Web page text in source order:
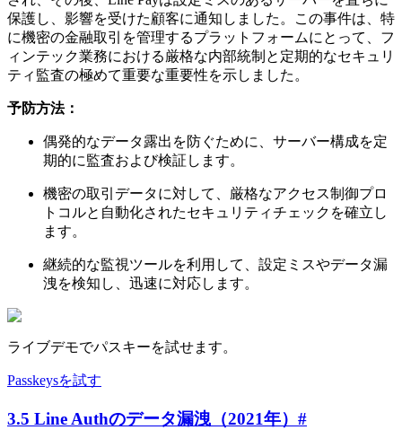
保護し、影響を受けた顧客に通知しました。この事件は、特
に機密の金融取引を管理するプラットフォームにとって、フ
ィンテック業務における厳格な内部統制と定期的なセキュリ
ティ監査の極めて重要な重要性を示しました。
予防方法：
偶発的なデータ露出を防ぐために、サーバー構成を定
期的に監査および検証します。
機密の取引データに対して、厳格なアクセス制御プロ
トコルと自動化されたセキュリティチェックを確立し
ます。
継続的な監視ツールを利用して、設定ミスやデータ漏
洩を検知し、迅速に対応します。
ライブデモでパスキーを試せます。
Passkeysを試す
3.5 Line Authのデータ漏洩（2021年） #